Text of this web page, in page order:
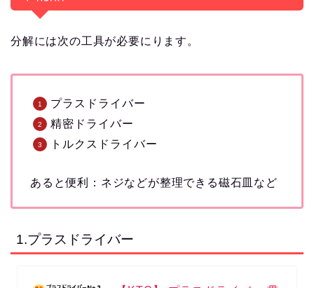
分解には次の工具が必要にります。
プラスドライバー
精密ドライバー
トルクスドライバー
あると便利：ネジなどが整理できる磁石皿など
1.プラスドライバー